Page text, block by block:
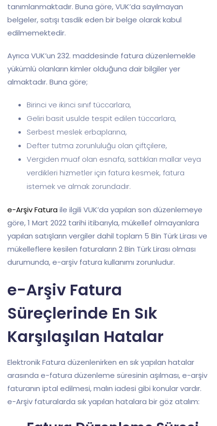
tanımlanmaktadır. Buna göre, VUK’da sayılmayan
belgeler, satışı tasdik eden bir belge olarak kabul
edilmemektedir.
Ayrıca VUK’un 232. maddesinde fatura düzenlemekle
yükümlü olanların kimler olduğuna dair bilgiler yer
almaktadır. Buna göre;
Birinci ve ikinci sınıf tüccarlara,
Geliri basit usulde tespit edilen tüccarlara,
Serbest meslek erbaplarına,
Defter tutma zorunluluğu olan çiftçilere,
Vergiden muaf olan esnafa, sattıkları mallar veya
verdikleri hizmetler için fatura kesmek, fatura
istemek ve almak zorundadır.
e-Arşiv Faturaile ilgili VUK’da yapılan son düzenlemeye
göre, 1 Mart 2022 tarihi itibarıyla, mükellef olmayanlara
yapılan satışların vergiler dahil toplam 5 Bin Türk Lirası ve
mükelleflere kesilen faturaların 2 Bin Türk Lirası olması
durumunda, e-arşiv fatura kullanımı zorunludur.
e-Arşiv Fatura
Süreçlerinde En Sık
Karşılaşılan Hatalar
Elektronik Fatura düzenlenirken en sık yapılan hatalar
arasında e-fatura düzenleme süresinin aşılması, e-arşiv
faturanın iptal edilmesi, malın iadesi gibi konular vardır.
e-Arşiv faturalarda sık yapılan hatalara bir göz atalım: